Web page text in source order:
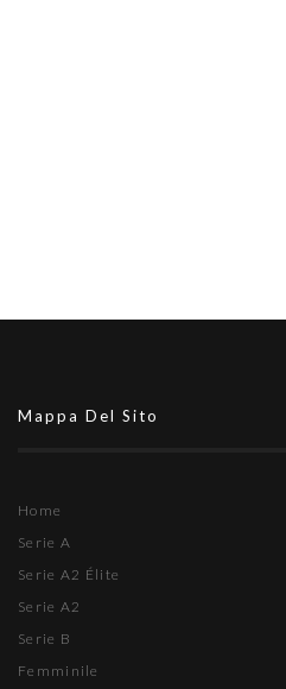
Mappa Del Sito
Home
Serie A
Serie A2 Élite
Serie A2
Serie B
Femminile